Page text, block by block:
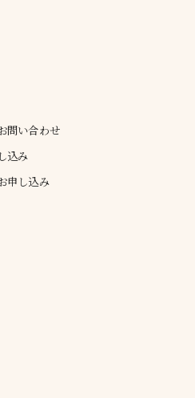
問い合わせ
込み
申し込み